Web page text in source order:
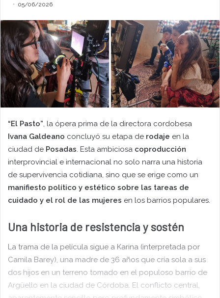
05/06/2026
“El Pasto”, la ópera prima de la directora cordobesa
Ivana Galdeano concluyó su etapa de rodaje en la
ciudad de Posadas. Esta ambiciosa coproducción
interprovincial e internacional no solo narra una historia
de supervivencia cotidiana, sino que se erige como un
manifiesto político y estético sobre las tareas de
cuidado y el rol de las mujeres en los barrios populares.
Una historia de resistencia y sostén
La trama de la película sigue a Karina (interpretada por
Camila Barey), una madre de 36 años que cría sola a sus
dos hijos en un terreno tomado en el populoso barrio de
Argüello en la ciudad de Córdoba. El conflicto central,